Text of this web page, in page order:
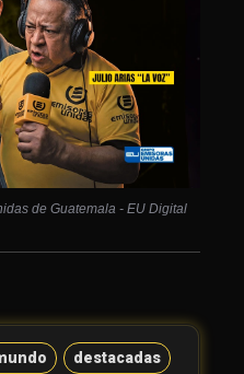
de Guatemala - EU Digital
destacadas